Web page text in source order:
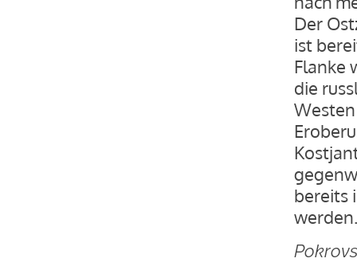
Der
ist
Flanke
die
bereits
werden.